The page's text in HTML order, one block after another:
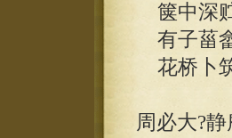
箧中深
有子菑
花桥卜
周必大?